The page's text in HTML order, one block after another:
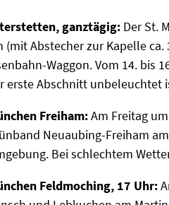
ganztägig: Der St.
(mit Abstecher zur Kapelle
Waggon. Vom 14. bis
erste Abschnitt unbeleuchtet
Freiham:Am Freitag um
Neuaubing-Freiham
Bei schlechtem
Feldmoching, 17 Uhr: